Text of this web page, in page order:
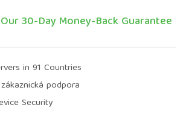
30-Day Money-Back Guarantee
in 91 Countries
podpora
Security